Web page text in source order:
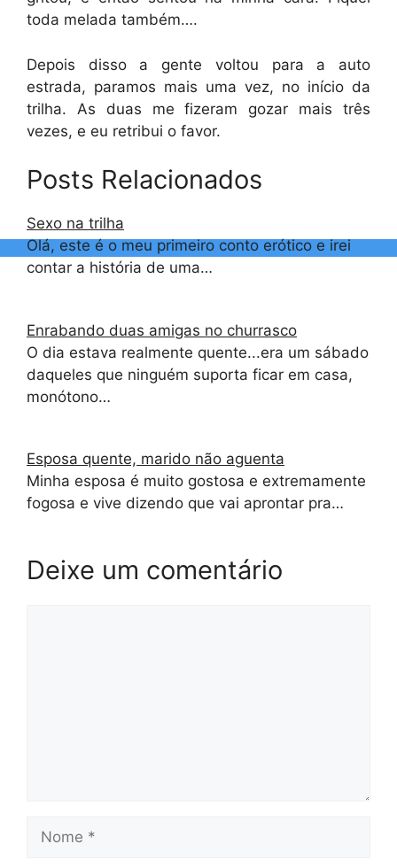
toda melada também….
Depois disso a gente voltou para a auto
estrada, paramos mais uma vez, no início da
trilha. As duas me fizeram gozar mais três
vezes, e eu retribui o favor.
Posts Relacionados
Sexo na trilha
Olá, este é o meu primeiro conto erótico e irei
contar a história de uma…
Enrabando duas amigas no churrasco
O dia estava realmente quente...era um sábado
daqueles que ninguém suporta ficar em casa,
monótono…
Esposa quente, marido não aguenta
Minha esposa é muito gostosa e extremamente
fogosa e vive dizendo que vai aprontar pra…
Deixe um comentário